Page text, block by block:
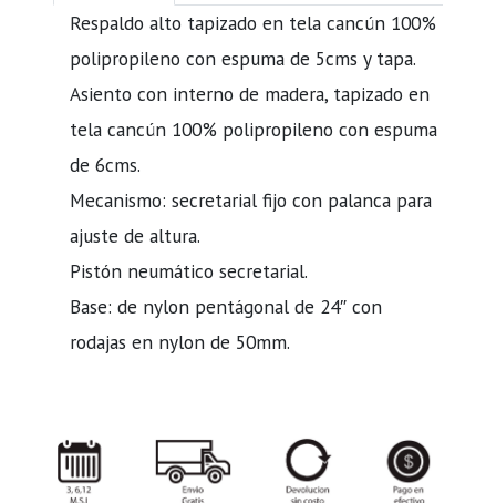
Respaldo alto tapizado en tela cancún 100%
polipropileno con espuma de 5cms y tapa.
Asiento con interno de madera, tapizado en
tela cancún 100% polipropileno con espuma
de 6cms.
Mecanismo: secretarial fijo con palanca para
ajuste de altura.
Pistón neumático secretarial.
Base: de nylon pentágonal de 24″ con
rodajas en nylon de 50mm.